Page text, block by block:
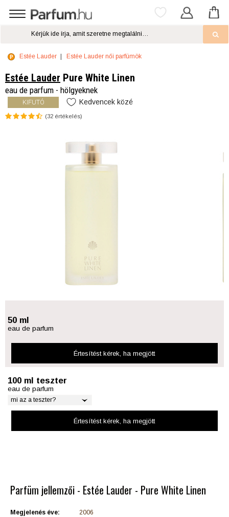
Estée Lauder Estée Lauder női parfümök
Estée Lauder Pure White Linen
eau de parfum - hölgyeknek
KIFUTÓ Kedvencek közé
(32 értékelés)
50 ml
eau de parfum
Értesítést kérek, ha megjött
100 ml teszter
eau de parfum
mi az a teszter?
Értesítést kérek, ha megjött
Parfüm jellemzői - Estée Lauder - Pure White Linen
Megjelenés éve:
2006